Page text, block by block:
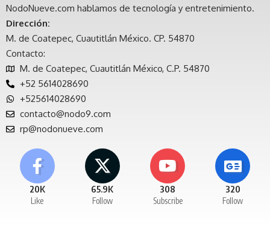
NodoNueve.com hablamos de tecnología y entretenimiento.
Dirección:
M. de Coatepec, Cuautitlán México. CP. 54870
Contacto:
M. de Coatepec, Cuautitlán México, C.P. 54870
+52 5614028690
+525614028690
contacto@nodo9.com
rp@nodonueve.com
20K
Like
65.9K
Follow
308
Subscribe
320
Follow